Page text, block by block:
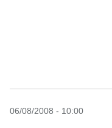
06/08/2008 - 10:00